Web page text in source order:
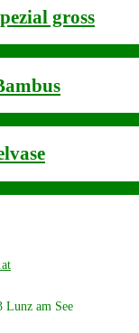
gross
Lunz am See